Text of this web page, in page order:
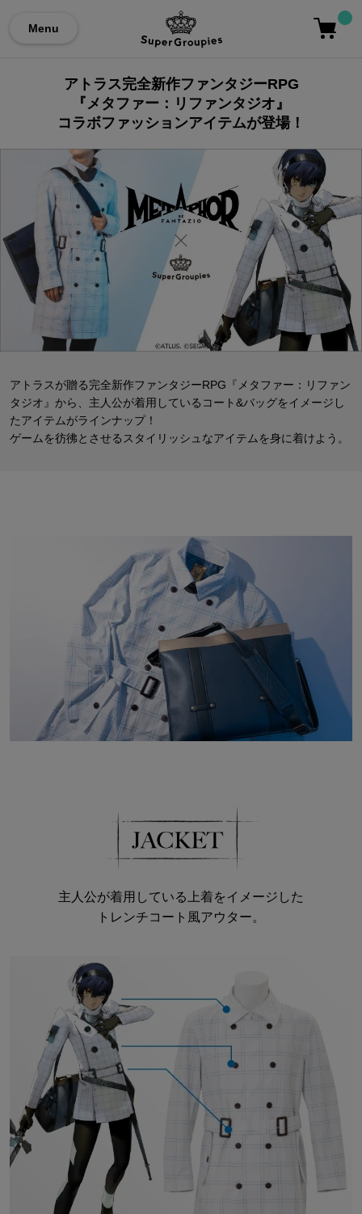
Menu
アトラス完全新作ファンタジーRPG
『メタファー：リファンタジオ』
コラボファッションアイテムが登場！
アトラスが贈る完全新作ファンタジーRPG『メタファー：リファン
タジオ』から、 主人公が着用しているコート&バッグをイメージし
たアイテムがラインナップ！
ゲームを彷彿とさせるスタイリッシュなアイテムを身に着けよう。
主人公が着用している上着をイメージした
トレンチコート風アウター。